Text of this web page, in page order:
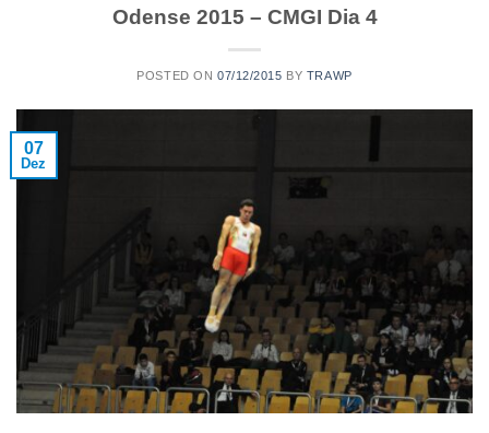
Odense 2015 – CMGI Dia 4
POSTED ON 07/12/2015 BY TRAWP
07
Dez